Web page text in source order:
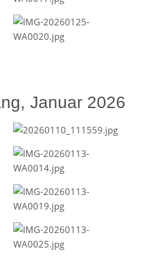
Januar 2026